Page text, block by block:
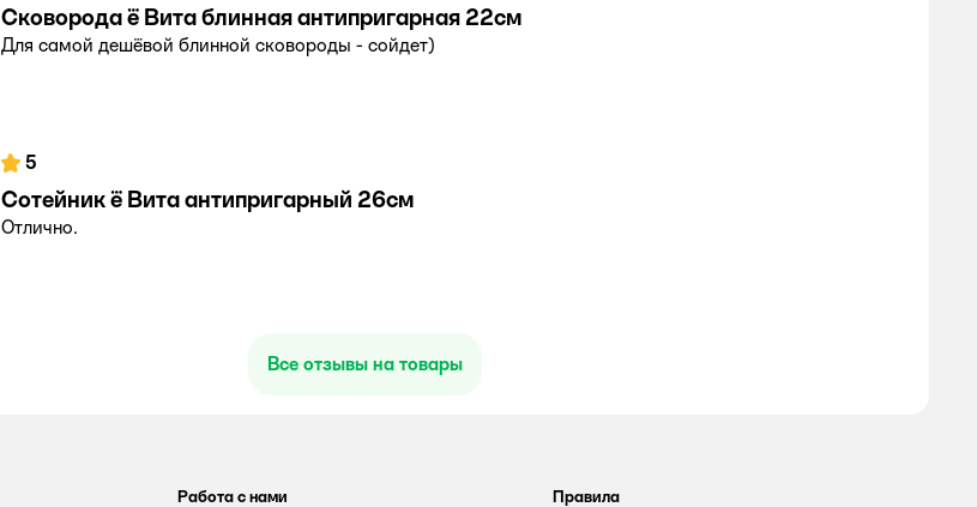
Сковорода ё Вита блинная антипригарная 22см
Для самой дешёвой блинной сковороды - сойдет)
5
Сотейник ё Вита антипригарный 26см
Отлично.
Все отзывы на товары
Работа с нами
Правила